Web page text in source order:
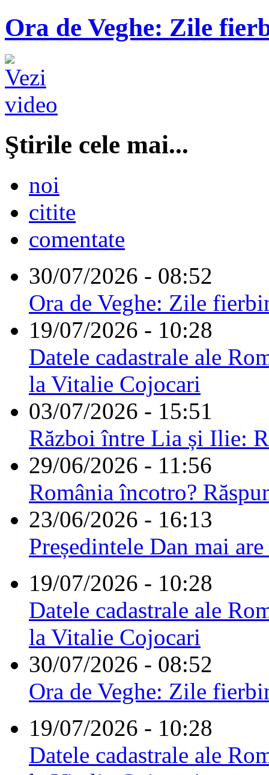
Ora de Veghe: Zile
Ştirile cele mai...
noi
citite
comentate
30/07/2026 - 08:52
Ora de Veghe: Zile
19/07/2026 - 10:28
Datele cadastrale ale
la Vitalie Cojocari
03/07/2026 - 15:51
Război între Lia și Ilie:
29/06/2026 - 11:56
România încotro?
23/06/2026 - 16:13
Președintele Dan mai
19/07/2026 - 10:28
Datele cadastrale ale
la Vitalie Cojocari
30/07/2026 - 08:52
Ora de Veghe: Zile
19/07/2026 - 10:28
Datele cadastrale ale